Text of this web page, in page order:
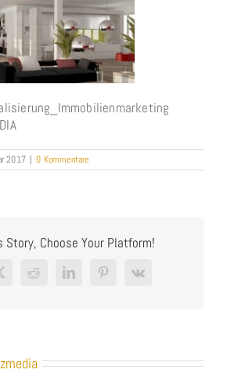
2017 | 0 Kommentare
Story, Choose Your Platform!
RedditLinkedInPinterest
Vk